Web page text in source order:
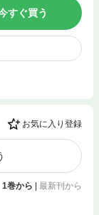
すぐ買う
お気に入り登録
1巻から | 最新刊から